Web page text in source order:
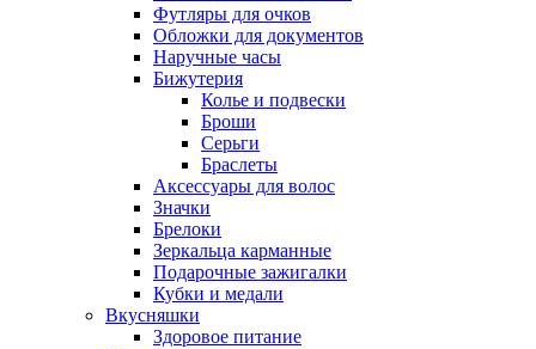
Футляры для очков
Обложки для документов
Наручные часы
Бижутерия
Колье и подвески
Броши
Серьги
Браслеты
Аксессуары для волос
Значки
Брелоки
Зеркальца карманные
Подарочные зажигалки
Кубки и медали
Вкусняшки
Здоровое питание